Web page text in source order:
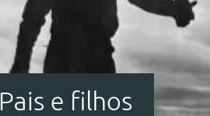
Pais e filhos